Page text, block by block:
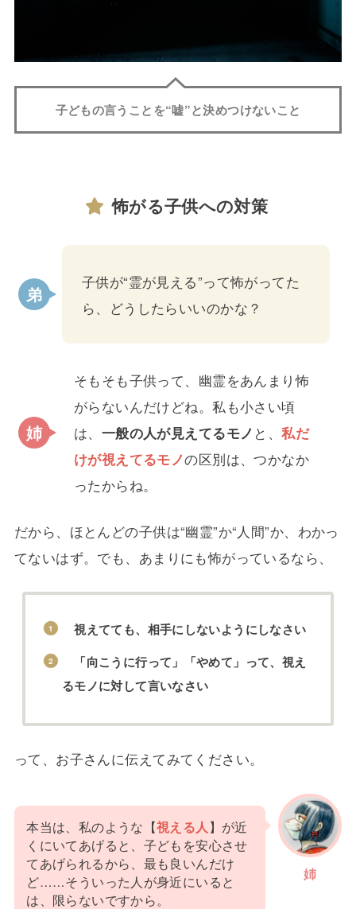
子どもの言うことを“嘘”と決めつけないこと
怖がる子供への対策
子供が“霊が見える”って怖がってた
ら、どうしたらいいのかな？
そもそも子供って、幽霊をあんまり怖
がらないんだけどね。私も小さい頃
は、 一般の人が見えてるモノ と、私だ
けが視えてるモノの区別は、つかなか
ったからね。
だから、ほとんどの子供は“幽霊”か“人間”か、わかっ
てないはず。でも、あまりにも怖がっているなら、
視えてても、相手にしないようにしなさい
「向こうに行って」「やめて」って、視え
るモノに対して言いなさい
って、お子さんに伝えてみてください。
姉
本当は、私のような【視える人】が近
くにいてあげると、子どもを安心させ
てあげられるから、最も良いんだけ
ど……そういった人が身近にいると
は、限らないですから。